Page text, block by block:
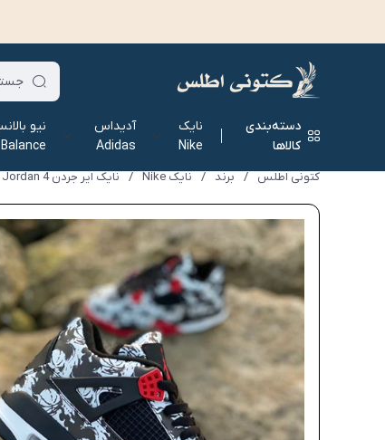
دسته‌بندی
کالاها
نایک
Nike
آدیداس
Adidas
Balance
کتونی اطلس / برند / نایک Nike / نایک ایر جردن Nike Air Jordan 4